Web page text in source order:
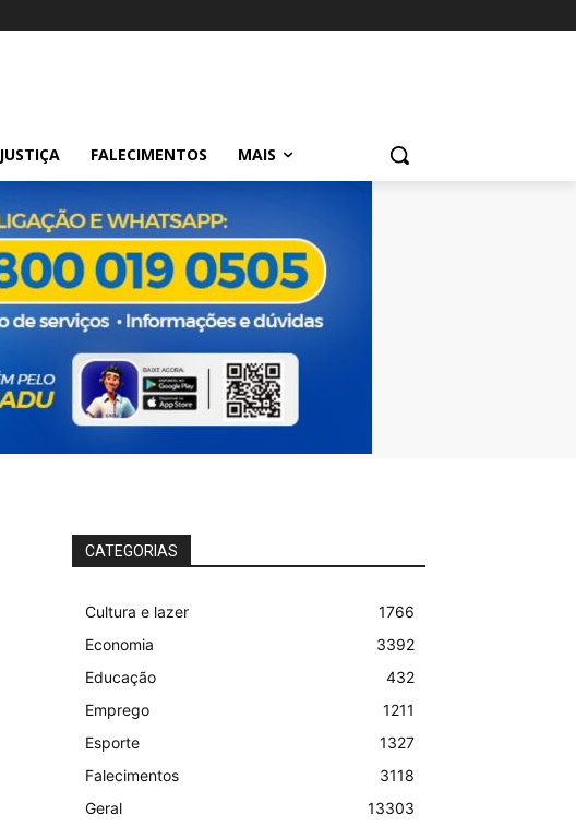
JUSTIÇA FALECIMENTOS MAIS
CATEGORIAS
Cultura e lazer
1766
Economia
3392
Educação
432
Emprego
1211
Esporte
1327
Falecimentos
3118
Geral
13303